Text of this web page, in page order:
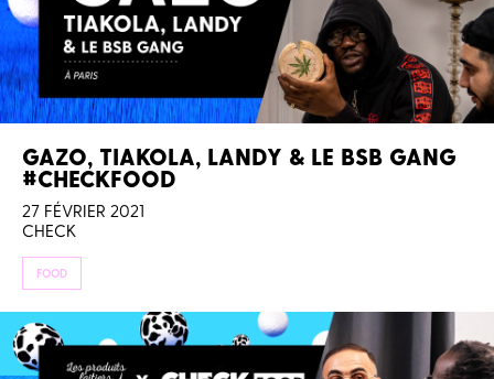
GAZO, TIAKOLA, LANDY & LE BSB GANG
#CHECKFOOD
27 FÉVRIER 2021
CHECK
FOOD